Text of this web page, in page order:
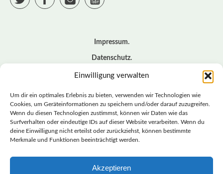
Einwilligung verwalten
Um dir ein optimales Erlebnis zu bieten, verwenden wir Technologien wie
Cookies, um Geräteinformationen zu speichern und/oder darauf zuzugreifen.
Wenn du diesen Technologien zustimmst, können wir Daten wie das
Surfverhalten oder eindeutige IDs auf dieser Website verarbeiten. Wenn du
deine Einwilligung nicht erteilst oder zurückziehst, können bestimmte
Merkmale und Funktionen beeinträchtigt werden.
Akzeptieren
Impressum
Datenschutz
Cookie – Richtlinie (EU)
© BASISDEMOKRATISCHE PARTEI DEUTSCHLAND *
LANDESVERBAND SACHSEN